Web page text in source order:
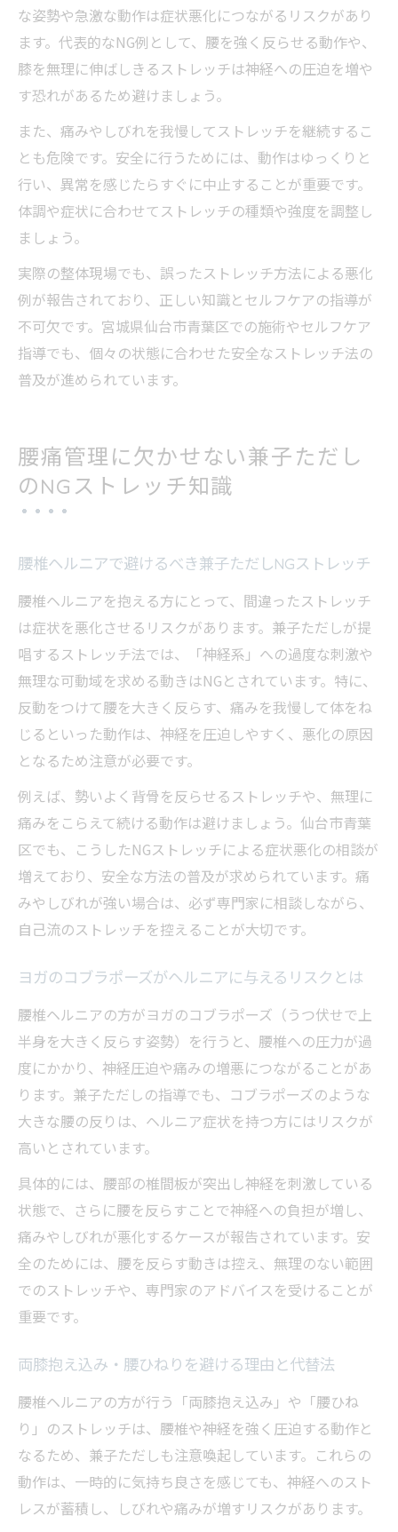
な姿勢や急激な動作は症状悪化につながるリスクがあり
ます。代表的なNG例として、腰を強く反らせる動作や、
膝を無理に伸ばしきるストレッチは神経への圧迫を増や
す恐れがあるため避けましょう。
また、痛みやしびれを我慢してストレッチを継続するこ
とも危険です。安全に行うためには、動作はゆっくりと
行い、異常を感じたらすぐに中止することが重要です。
体調や症状に合わせてストレッチの種類や強度を調整し
ましょう。
実際の整体現場でも、誤ったストレッチ方法による悪化
例が報告されており、正しい知識とセルフケアの指導が
不可欠です。宮城県仙台市青葉区での施術やセルフケア
指導でも、個々の状態に合わせた安全なストレッチ法の
普及が進められています。
腰痛管理に欠かせない兼子ただし
のNGストレッチ知識
腰椎ヘルニアで避けるべき兼子ただしNGストレッチ
腰椎ヘルニアを抱える方にとって、間違ったストレッチ
は症状を悪化させるリスクがあります。兼子ただしが提
唱するストレッチ法では、「神経系」への過度な刺激や
無理な可動域を求める動きはNGとされています。特に、
反動をつけて腰を大きく反らす、痛みを我慢して体をね
じるといった動作は、神経を圧迫しやすく、悪化の原因
となるため注意が必要です。
例えば、勢いよく背骨を反らせるストレッチや、無理に
痛みをこらえて続ける動作は避けましょう。仙台市青葉
区でも、こうしたNGストレッチによる症状悪化の相談が
増えており、安全な方法の普及が求められています。痛
みやしびれが強い場合は、必ず専門家に相談しながら、
自己流のストレッチを控えることが大切です。
ヨガのコブラポーズがヘルニアに与えるリスクとは
腰椎ヘルニアの方がヨガのコブラポーズ（うつ伏せで上
半身を大きく反らす姿勢）を行うと、腰椎への圧力が過
度にかかり、神経圧迫や痛みの増悪につながることがあ
ります。兼子ただしの指導でも、コブラポーズのような
大きな腰の反りは、ヘルニア症状を持つ方にはリスクが
高いとされています。
具体的には、腰部の椎間板が突出し神経を刺激している
状態で、さらに腰を反らすことで神経への負担が増し、
痛みやしびれが悪化するケースが報告されています。安
全のためには、腰を反らす動きは控え、無理のない範囲
でのストレッチや、専門家のアドバイスを受けることが
重要です。
両膝抱え込み・腰ひねりを避ける理由と代替法
腰椎ヘルニアの方が行う「両膝抱え込み」や「腰ひね
り」のストレッチは、腰椎や神経を強く圧迫する動作と
なるため、兼子ただしも注意喚起しています。これらの
動作は、一時的に気持ち良さを感じても、神経へのスト
レスが蓄積し、しびれや痛みが増すリスクがあります。